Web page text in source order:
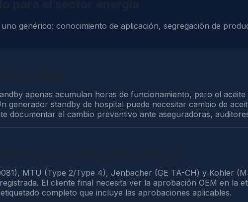
genérico: conocimiento de aplicación, segregación de
apenas acumulan horas de funcionamiento, pero el
generador standby de hospital puede necesitar cambio de
documentar el cambio preventivo ante aseguradoras,
MTU (Type 2/Type 4), Jenbacher (GE TA-CH) y Kohler
El cliente final necesita ver la aprobación OEM en la
completo que incluye las aprobaciones aplicables.